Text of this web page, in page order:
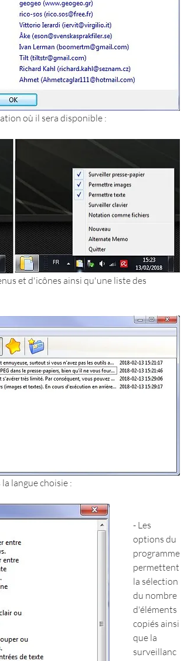
où il sera disponible :
et d'icônes ainsi qu'une liste des
langue choisie :
- Les
options du
programme
permettent
la sélection
du nombre
d'éléments
copiés ainsi
que la
surveillanc